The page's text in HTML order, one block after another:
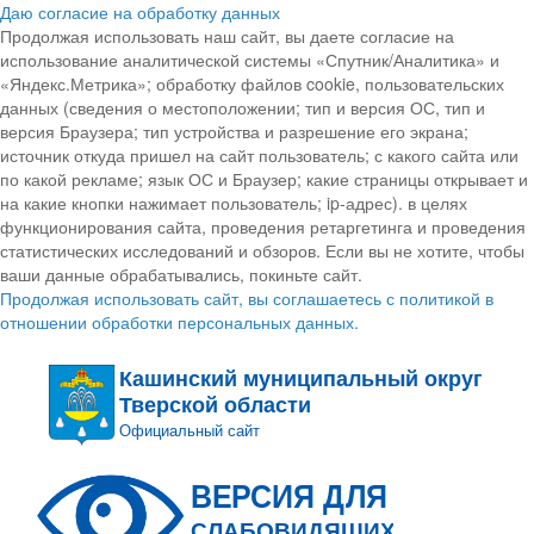
Даю согласие на обработку данных
Продолжая использовать наш сайт, вы даете согласие на
использование аналитической системы «Спутник/Аналитика» и
«Яндекс.Метрика»; обработку файлов cookie, пользовательских
данных (сведения о местоположении; тип и версия ОС, тип и
версия Браузера; тип устройства и разрешение его экрана;
источник откуда пришел на сайт пользователь; с какого сайта или
по какой рекламе; язык ОС и Браузер; какие страницы открывает и
на какие кнопки нажимает пользователь; ip-адрес). в целях
функционирования сайта, проведения ретаргетинга и проведения
статистических исследований и обзоров. Если вы не хотите, чтобы
ваши данные обрабатывались, покиньте сайт.
Продолжая использовать сайт, вы соглашаетесь с политикой в
отношении обработки персональных данных.